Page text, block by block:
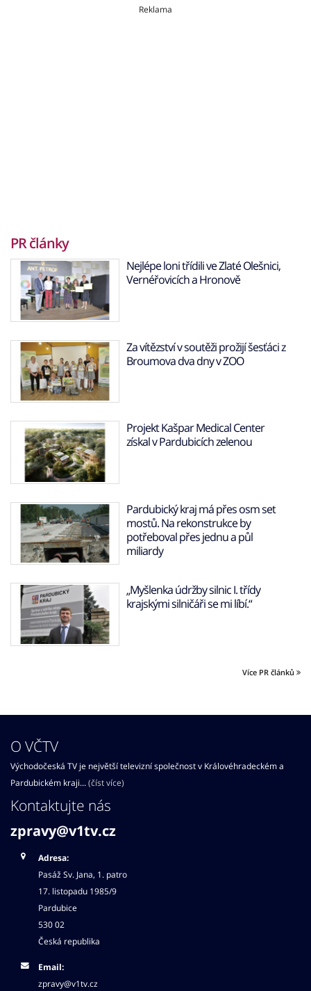
Reklama
PR články
Nejlépe loni třídili ve Zlaté Olešnici,
Vernéřovicích a Hronově
Za vítězství v soutěži prožijí šesťáci z
Broumova dva dny v ZOO
Projekt Kašpar Medical Center
získal v Pardubicích zelenou
Pardubický kraj má přes osm set
mostů. Na rekonstrukce by
potřeboval přes jednu a půl
miliardy
„Myšlenka údržby silnic I. třídy
krajskými silničáři se mi líbí.“
Více PR článků
O VČTV
Východočeská TV je největší televizní společnost v Královéhradeckém a
Pardubickém kraji... (číst více)
Kontaktujte nás
zpravy@v1tv.cz
Adresa:
Pasáž Sv. Jana, 1. patro
17. listopadu 1985/9
Pardubice
530 02
Česká republika
Email:
zpravy@v1tv.cz